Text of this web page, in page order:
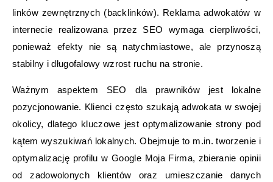
linków zewnętrznych (backlinków). Reklama adwokatów w
internecie realizowana przez SEO wymaga cierpliwości,
ponieważ efekty nie są natychmiastowe, ale przynoszą
stabilny i długofalowy wzrost ruchu na stronie.
Ważnym aspektem SEO dla prawników jest lokalne
pozycjonowanie. Klienci często szukają adwokata w swojej
okolicy, dlatego kluczowe jest optymalizowanie strony pod
kątem wyszukiwań lokalnych. Obejmuje to m.in. tworzenie i
optymalizację profilu w Google Moja Firma, zbieranie opinii
od zadowolonych klientów oraz umieszczanie danych